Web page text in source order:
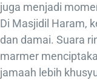
juga menjadi
Di Masjidil Haram,
dan damai. Suara
marmer
jamaah lebih